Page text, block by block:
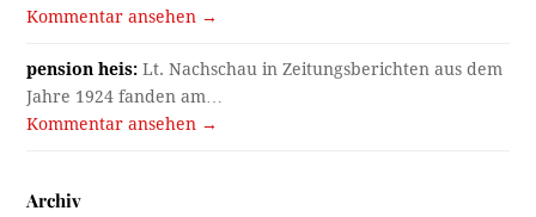
Kommentar ansehen →
pension heis: Lt. Nachschau in Zeitungsberichten aus dem
Jahre 1924 fanden am…
Kommentar ansehen →
Archiv